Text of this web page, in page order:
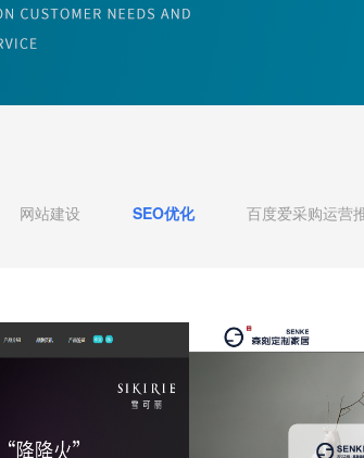
网站建设 SEO优化 百度爱采购运营